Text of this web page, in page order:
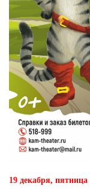
19 декабря, пятница